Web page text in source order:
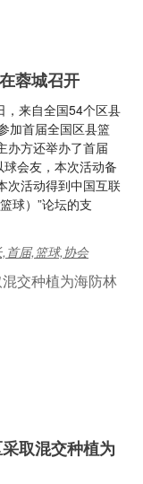
蓉城召开
，来自全国54个区县
加首届全国区县篮
办方还举办了首届
球会友，本次活动备
次活动得到中国互联
球）”论坛的支
首届,篮球,协会
取混交种植为